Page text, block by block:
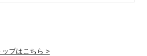
プはこちら